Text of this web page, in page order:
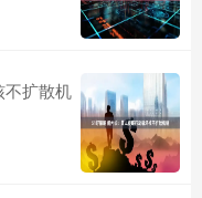
不扩散机